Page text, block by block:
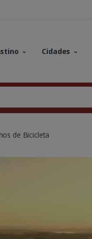
Cidades
de Bicicleta